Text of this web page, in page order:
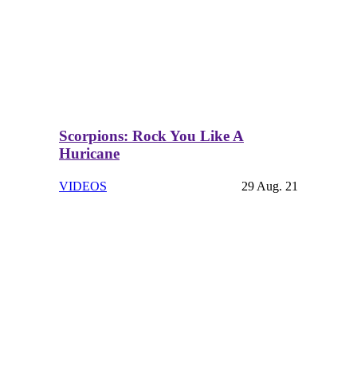
Scorpions: Rock You Like A
Huricane
VIDEOS 29 Aug. 21